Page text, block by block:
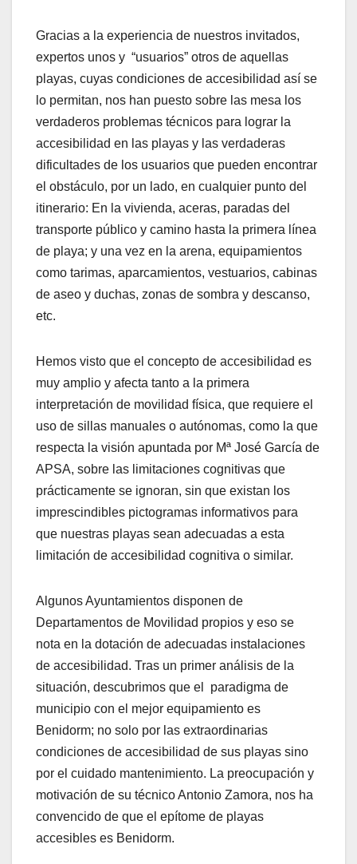
Gracias a la experiencia de nuestros invitados,
expertos unos y “usuarios” otros de aquellas
playas, cuyas condiciones de accesibilidad así se
lo permitan, nos han puesto sobre las mesa los
verdaderos problemas técnicos para lograr la
accesibilidad en las playas y las verdaderas
dificultades de los usuarios que pueden encontrar
el obstáculo, por un lado, en cualquier punto del
itinerario: En la vivienda, aceras, paradas del
transporte público y camino hasta la primera línea
de playa; y una vez en la arena, equipamientos
como tarimas, aparcamientos, vestuarios, cabinas
de aseo y duchas, zonas de sombra y descanso,
etc.
Hemos visto que el concepto de accesibilidad es
muy amplio y afecta tanto a la primera
interpretación de movilidad física, que requiere el
uso de sillas manuales o autónomas, como la que
respecta la visión apuntada por Mª José García de
APSA, sobre las limitaciones cognitivas que
prácticamente se ignoran, sin que existan los
imprescindibles pictogramas informativos para
que nuestras playas sean adecuadas a esta
limitación de accesibilidad cognitiva o similar.
Algunos Ayuntamientos disponen de
Departamentos de Movilidad propios y eso se
nota en la dotación de adecuadas instalaciones
de accesibilidad. Tras un primer análisis de la
situación, descubrimos que el paradigma de
municipio con el mejor equipamiento es
Benidorm; no solo por las extraordinarias
condiciones de accesibilidad de sus playas sino
por el cuidado mantenimiento. La preocupación y
motivación de su técnico Antonio Zamora, nos ha
convencido de que el epítome de playas
accesibles es Benidorm.